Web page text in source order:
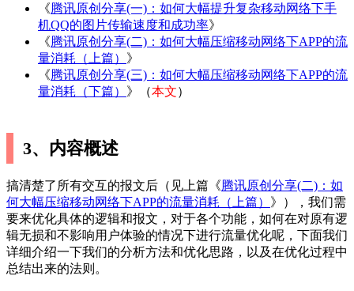
《腾讯原创分享(一)：如何大幅提升复杂移动网络下手
机QQ的图片传输速度和成功率》
《腾讯原创分享(二)：如何大幅压缩移动网络下APP的流
量消耗（上篇） 》
《腾讯原创分享(三)：如何大幅压缩移动网络下APP的流
量消耗（下篇） 》（本文）
3、内容概述
搞清楚了所有交互的报文后（见上篇《腾讯原创分享(二)：如
何大幅压缩移动网络下APP的流量消耗（上篇） 》），我们需
要来优化具体的逻辑和报文，对于各个功能，如何在对原有逻
辑无损和不影响用户体验的情况下进行流量优化呢，下面我们
详细介绍一下我们的分析方法和优化思路，以及在优化过程中
总结出来的法则。